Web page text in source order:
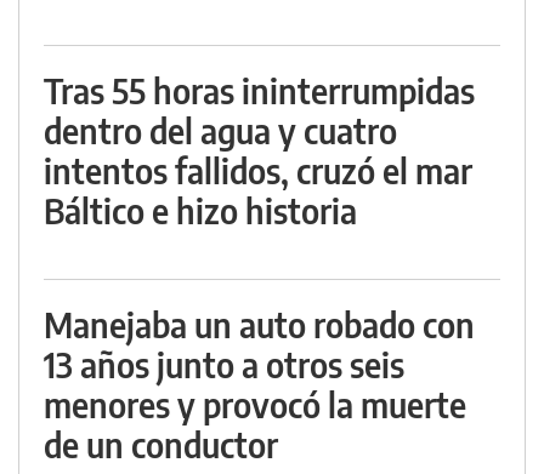
Tras 55 horas ininterrumpidas
dentro del agua y cuatro
intentos fallidos, cruzó el mar
Báltico e hizo historia
Manejaba un auto robado con
13 años junto a otros seis
menores y provocó la muerte
de un conductor